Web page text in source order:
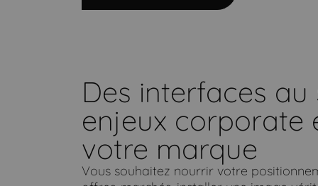
Des interfaces
enjeux corporate
votre marque
Vous souhaitez nourrir votre